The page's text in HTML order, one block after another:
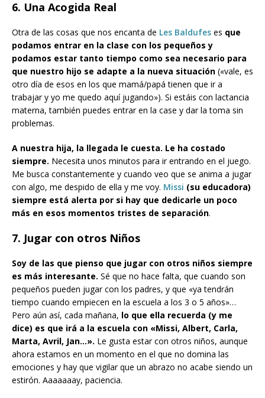
6. Una Acogida Real
Otra de las cosas que nos encanta de Les Baldufes es que
podamos entrar en la clase con los pequeños y
podamos estar tanto tiempo como sea necesario para
que nuestro hijo se adapte a la nueva situación («vale, es
otro día de esos en los que mamá/papá tienen que ir a
trabajar y yo me quedo aquí jugando»). Si estáis con lactancia
materna, también puedes entrar en la case y dar la toma sin
problemas.
A nuestra hija, la llegada le cuesta. Le ha costado
siempre. Necesita unos minutos para ir entrando en el juego.
Me busca constantemente y cuando veo que se anima a jugar
con algo, me despido de ella y me voy. Missi (su educadora)
siempre está alerta por si hay que dedicarle un poco
más en esos momentos tristes de separación.
7. Jugar con otros Niños
Soy de las que pienso que jugar con otros niños siempre
es más interesante. Sé que no hace falta, que cuando son
pequeños pueden jugar con los padres, y que «ya tendrán
tiempo cuando empiecen en la escuela a los 3 o 5 años»…
Pero aún así, cada mañana, lo que ella recuerda (y me
dice) es que irá a la escuela con «Missi, Albert, Carla,
Marta, Avril, Jan…». Le gusta estar con otros niños, aunque
ahora estamos en un momento en el que no domina las
emociones y hay que vigilar que un abrazo no acabe siendo un
estirón. Aaaaaaay, paciencia.